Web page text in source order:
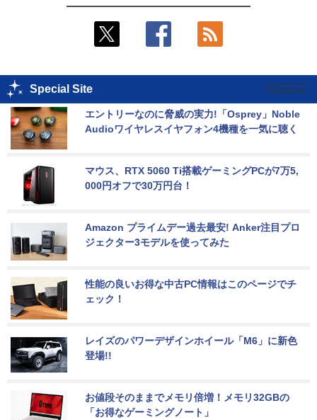
Special Site
エントリーなのに脅威の実力!「Osprey」Noble
Audioワイヤレスイヤフォン4機種を一気に聴く
マウス、RTX 5060 Ti搭載ゲーミングPCが7万5,
000円オフで30万円台！
Amazon プライムデー過去最安! Anker注目プロ
ジェクター3モデルを使ってみた
性能の良いお得な中古PC情報はこのページでチ
ェック！
レイズのパワーデザインホイール「M6」に新色
登場!!
お値段そのままでメモリ倍増！メモリ32GBの
「お得なゲーミングノート」